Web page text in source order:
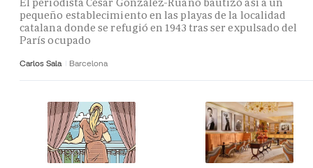
pequeño establecimiento en las playas de la localidad
catalana donde se refugió en 1943 tras ser expulsado del
París ocupado
Carlos Sala Barcelona